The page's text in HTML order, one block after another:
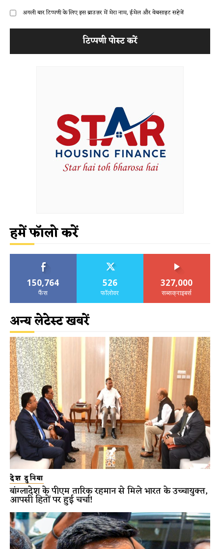
अगली बार टिप्पणी के लिए इस ब्राउज़र में मेरा नाम, ईमेल और वेबसाइट सहेजें
हमें फॉलो करें
150,764
फैंस
526
फॉलोवर
327,000
सब्सक्राइबर्स
अन्य लेटेस्ट खबरें
देश दुनिया
बांग्लादेश के पीएम तारिक रहमान से मिले भारत के उच्चायुक्त,
आपसी हितों पर हुई चर्चा!